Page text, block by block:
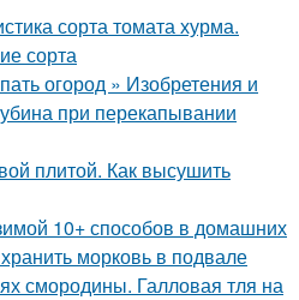
сорта томата хурма.
сорта
огород » Изобретения и
при перекапывании
плитой. Как высушить
10+ способов в домашних
морковь в подвале
смородины. Галловая тля на